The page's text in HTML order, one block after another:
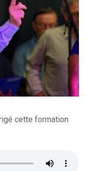
cette formation